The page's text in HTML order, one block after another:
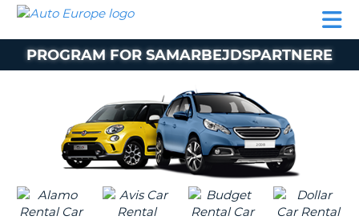
BILUDLEJNING
AUTOCAMPER
AUTO
EUROPE
BILUDLEJNING
AUTOCAMPER
LEJE
MIN
BOOKING
PROGRAM FOR SAMARBEJDSPARTNERE